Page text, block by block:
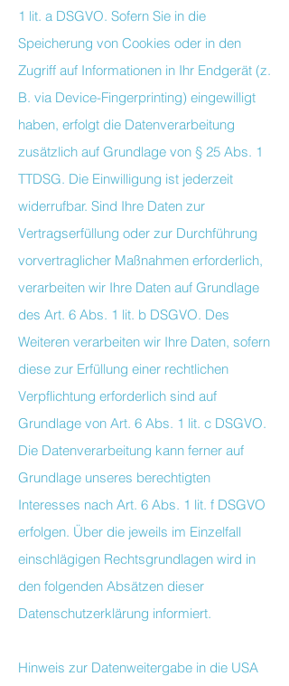
1 lit. a DSGVO. Sofern Sie in die
Speicherung von Cookies oder in den
Zugriff auf Informationen in Ihr Endgerät (z.
B. via Device-Fingerprinting) eingewilligt
haben, erfolgt die Datenverarbeitung
zusätzlich auf Grundlage von § 25 Abs. 1
TTDSG. Die Einwilligung ist jederzeit
widerrufbar. Sind Ihre Daten zur
Vertragserfüllung oder zur Durchführung
vorvertraglicher Maßnahmen erforderlich,
verarbeiten wir Ihre Daten auf Grundlage
des Art. 6 Abs. 1 lit. b DSGVO. Des
Weiteren verarbeiten wir Ihre Daten, sofern
diese zur Erfüllung einer rechtlichen
Verpflichtung erforderlich sind auf
Grundlage von Art. 6 Abs. 1 lit. c DSGVO.
Die Datenverarbeitung kann ferner auf
Grundlage unseres berechtigten
Interesses nach Art. 6 Abs. 1 lit. f DSGVO
erfolgen. Über die jeweils im Einzelfall
einschlägigen Rechtsgrundlagen wird in
den folgenden Absätzen dieser
Datenschutzerklärung informiert.
Hinweis zur Datenweitergabe in die USA